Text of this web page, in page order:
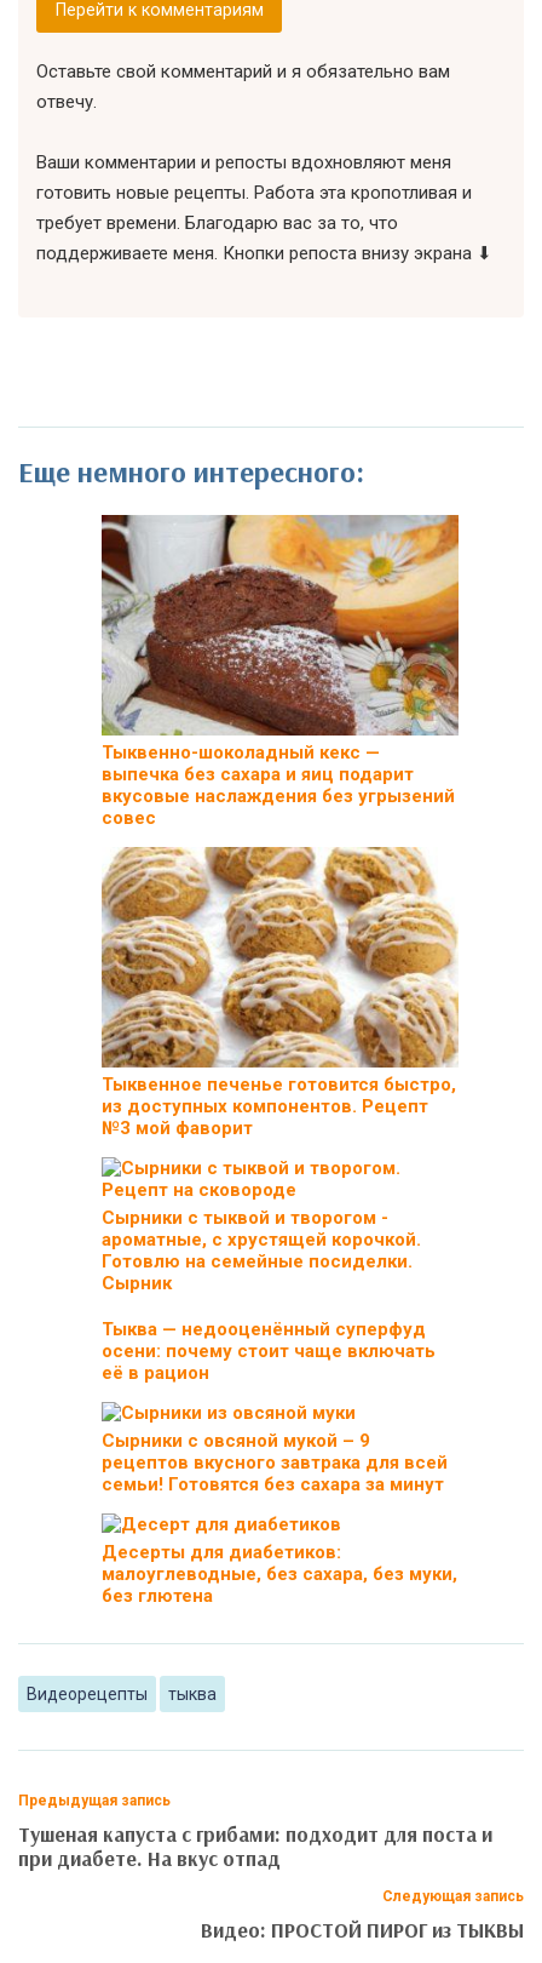
Перейти к комментариям
Оставьте свой комментарий и я обязательно вам
отвечу.
Ваши комментарии и репосты вдохновляют меня
готовить новые рецепты. Работа эта кропотливая и
требует времени. Благодарю вас за то, что
поддерживаете меня. Кнопки репоста внизу экрана ⬇
Еще немного интересного:
Тыквенно-шоколадный кекс —
выпечка без сахара и яиц подарит
вкусовые наслаждения без угрызений
совес
Тыквенное печенье готовится быстро,
из доступных компонентов. Рецепт
№3 мой фаворит
Сырники с тыквой и творогом -
ароматные, с хрустящей корочкой.
Готовлю на семейные посиделки.
Сырник
Тыква — недооценённый суперфуд
осени: почему стоит чаще включать
её в рацион
Сырники с овсяной мукой – 9
рецептов вкусного завтрака для всей
семьи! Готовятся без сахара за минут
Десерты для диабетиков:
малоуглеводные, без сахара, без муки,
без глютена
Видеорецепты тыква
Предыдущая запись
Тушеная капуста с грибами: подходит для поста и
при диабете. На вкус отпад
Следующая запись
Видео: ПРОСТОЙ ПИРОГ из ТЫКВЫ